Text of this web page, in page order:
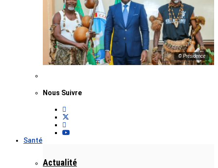
© Présidence
Nous Suivre
Santé
Actualité